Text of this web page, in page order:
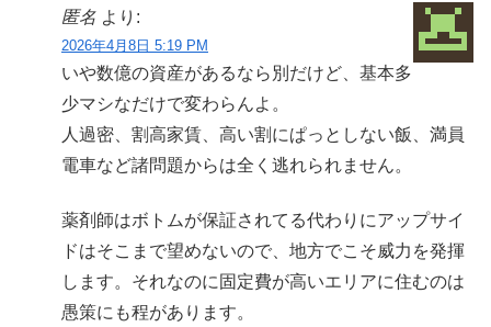
匿名 より:
2026年4月8日 5:19 PM
いや数億の資産があるなら別だけど、基本多
少マシなだけで変わらんよ。
人過密、割高家賃、高い割にぱっとしない飯、満員
電車など諸問題からは全く逃れられません。
薬剤師はボトムが保証されてる代わりにアップサイ
ドはそこまで望めないので、地方でこそ威力を発揮
します。それなのに固定費が高いエリアに住むのは
愚策にも程があります。